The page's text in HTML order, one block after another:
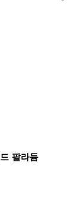
팔라듐